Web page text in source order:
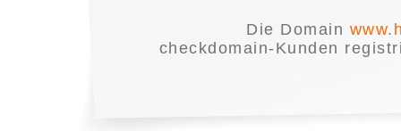
Die Domain
checkdomain-Kunden